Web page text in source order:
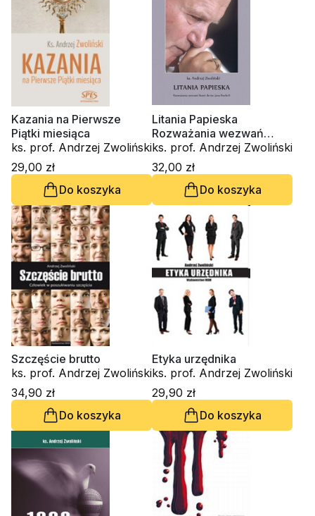
Kazania na Pierwsze
Piątki miesiąca
ks. prof. Andrzej Zwoliński
29,00 zł
Do koszyka
Litania Papieska
Rozważania wezwań
litanii do św. Jana Pawła II
ks. prof. Andrzej Zwoliński
32,00 zł
Do koszyka
Szczęście brutto
ks. prof. Andrzej Zwoliński
34,90 zł
Do koszyka
Etyka urzędnika
ks. prof. Andrzej Zwoliński
29,90 zł
Do koszyka